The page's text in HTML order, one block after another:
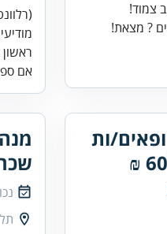
אם
ות
— דיזנגוף סנטר | עד 60 ₪
שכר בסיס